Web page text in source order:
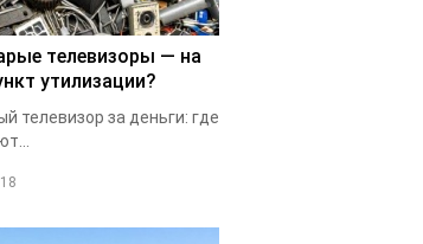
телевизоры — на
утилизации?
телевизор за деньги: где